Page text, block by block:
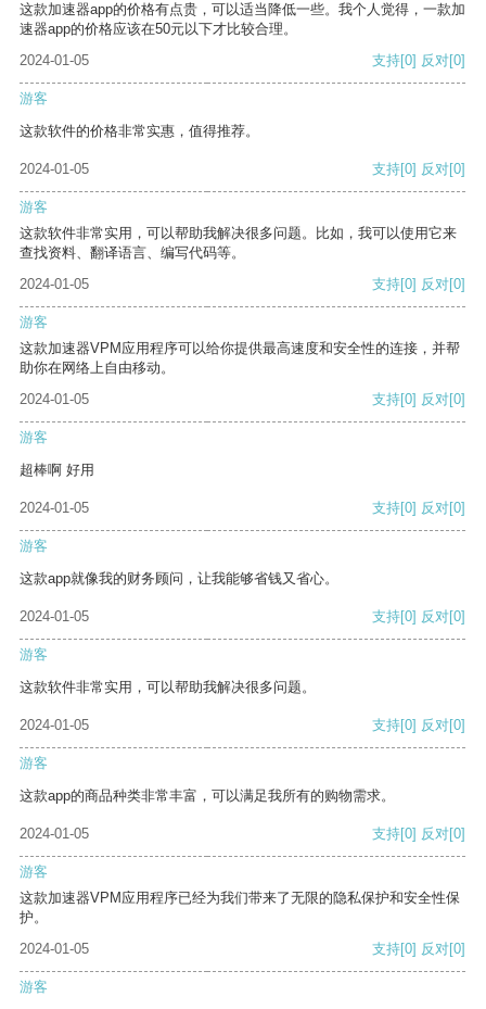
这款加速器app的价格有点贵，可以适当降低一些。我个人觉得，一款加
速器app的价格应该在50元以下才比较合理。
2024-01-05
支持[0] 反对[0]
游客
这款软件的价格非常实惠，值得推荐。
2024-01-05 支持[0] 反对[0]
游客
这款软件非常实用，可以帮助我解决很多问题。比如，我可以使用它来
查找资料、翻译语言、编写代码等。
2024-01-05
支持[0] 反对[0]
游客
这款加速器VPM应用程序可以给你提供最高速度和安全性的连接，并帮
助你在网络上自由移动。
2024-01-05
支持[0] 反对[0]
游客
超棒啊 好用
2024-01-05 支持[0] 反对[0]
游客
这款app就像我的财务顾问，让我能够省钱又省心。
2024-01-05 支持[0] 反对[0]
游客
这款软件非常实用，可以帮助我解决很多问题。
2024-01-05 支持[0] 反对[0]
游客
这款app的商品种类非常丰富，可以满足我所有的购物需求。
2024-01-05 支持[0] 反对[0]
游客
这款加速器VPM应用程序已经为我们带来了无限的隐私保护和安全性保
护。
2024-01-05
支持[0] 反对[0]
游客